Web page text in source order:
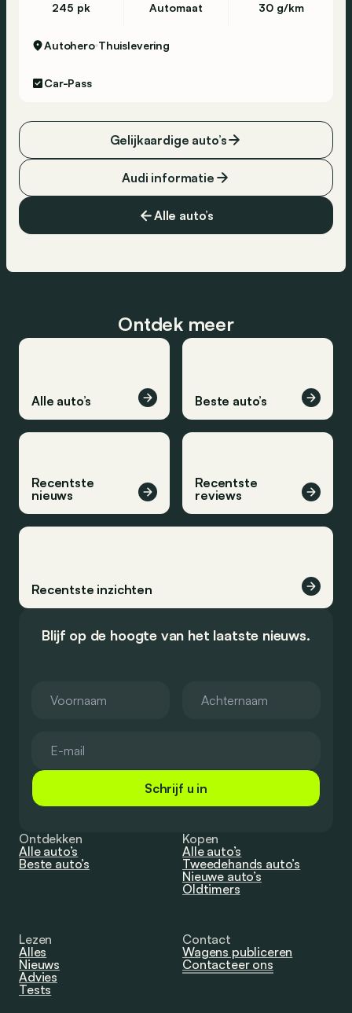
245 pk Automaat 30 g/km
Autohero Thuislevering
Car-Pass
Alle auto’s
Audi informatie
Gelijkaardige auto’s
Ontdek meer
Alle auto’s Beste auto’s
Recentste
nieuws
Recentste
reviews
Recentste inzichten
Blijf op de hoogte van het laatste nieuws.
Schrijf u in
Ontdekken
Alle auto’s
Beste auto’s
Kopen
Alle auto’s
Tweedehands auto’s
Nieuwe auto’s
Oldtimers
Lezen
Alles
Nieuws
Advies
Tests
Contact
Wagens publiceren
Contacteer ons